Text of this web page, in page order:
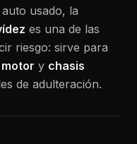
usado, la
es una de las
riesgo: sirve para
motor y chasis
de adulteración.